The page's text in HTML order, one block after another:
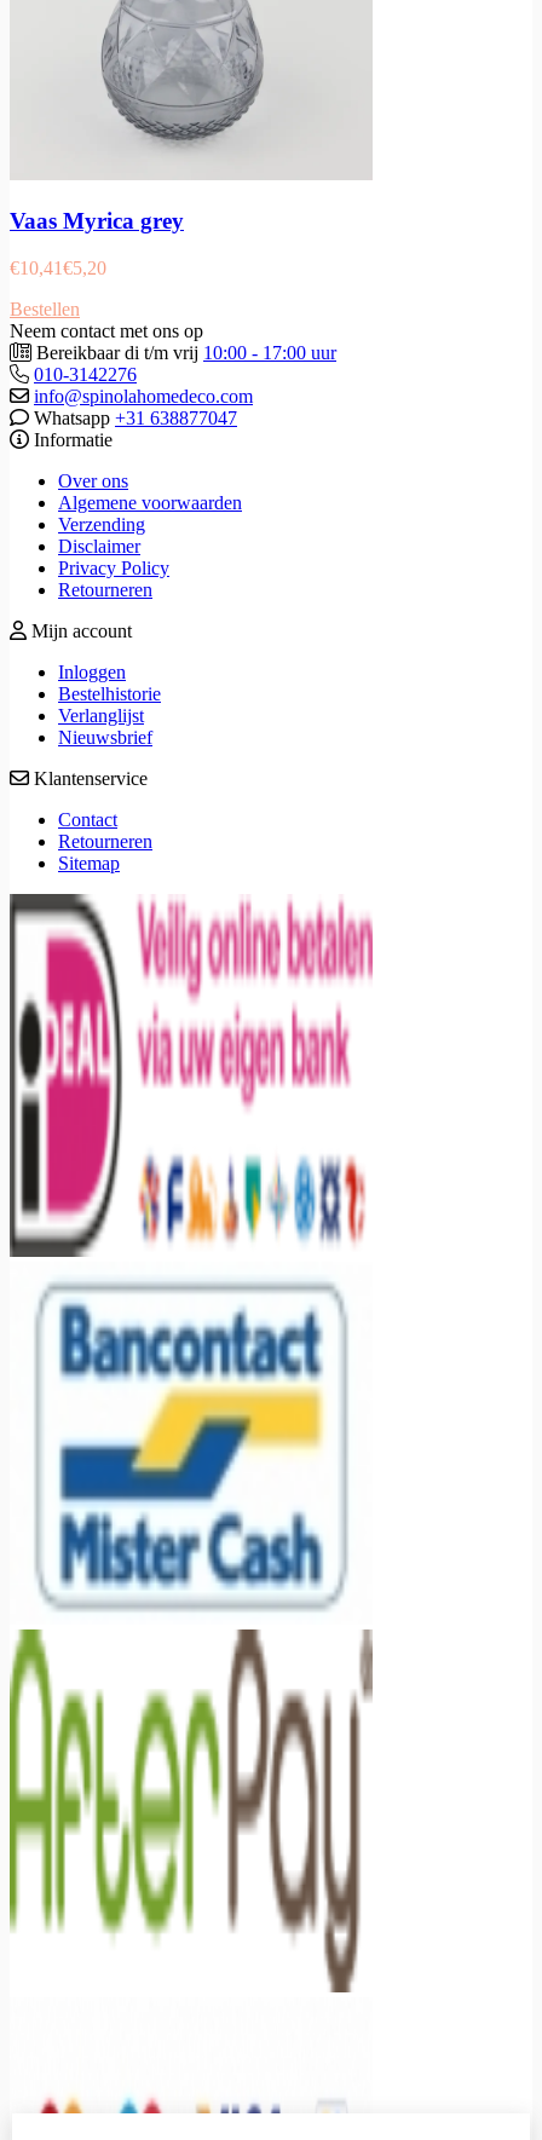
Vaas Myrica grey
€10,41€5,20
Bestellen
Neem contact met ons op
Bereikbaar di t/m vrij 10:00 - 17:00 uur
010-3142276
info@spinolahomedeco.com
Whatsapp +31 638877047
Informatie
Over ons
Algemene voorwaarden
Verzending
Disclaimer
Privacy Policy
Retourneren
Mijn account
Inloggen
Bestelhistorie
Verlanglijst
Nieuwsbrief
Klantenservice
Contact
Retourneren
Sitemap